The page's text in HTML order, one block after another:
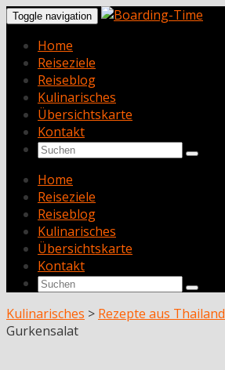
Toggle navigation
Home
Reiseziele
Reiseblog
Kulinarisches
Übersichtskarte
Kontakt
Home
Reiseziele
Reiseblog
Kulinarisches
Übersichtskarte
Kontakt
Kulinarisches > Rezepte aus Thailand
Gurkensalat